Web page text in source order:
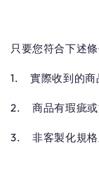
只要您符合下述
1. 實際收到的商
2. 商品有瑕疵或
3. 非客製化規格